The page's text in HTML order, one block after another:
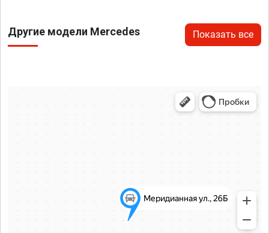
Другие модели Mercedes Показать все